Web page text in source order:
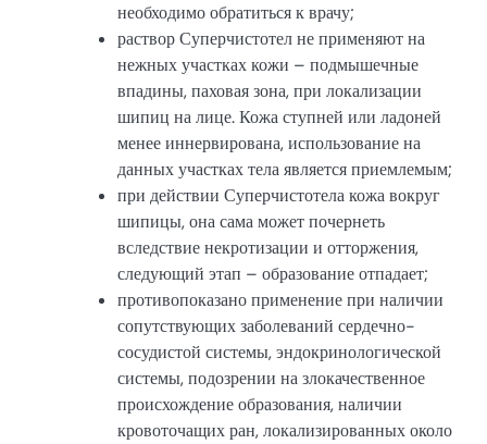
необходимо обратиться к врачу;
раствор Суперчистотел не применяют на
нежных участках кожи – подмышечные
впадины, паховая зона, при локализации
шипиц на лице. Кожа ступней или ладоней
менее иннервирована, использование на
данных участках тела является приемлемым;
при действии Суперчистотела кожа вокруг
шипицы, она сама может почернеть
вследствие некротизации и отторжения,
следующий этап – образование отпадает;
противопоказано применение при наличии
сопутствующих заболеваний сердечно-
сосудистой системы, эндокринологической
системы, подозрении на злокачественное
происхождение образования, наличии
кровоточащих ран, локализированных около